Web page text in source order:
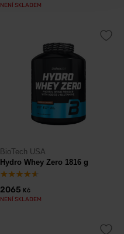
NENÍ SKLADEM
BioTech USA
Hydro Whey Zero 1816 g
2065 Kč
NENÍ SKLADEM